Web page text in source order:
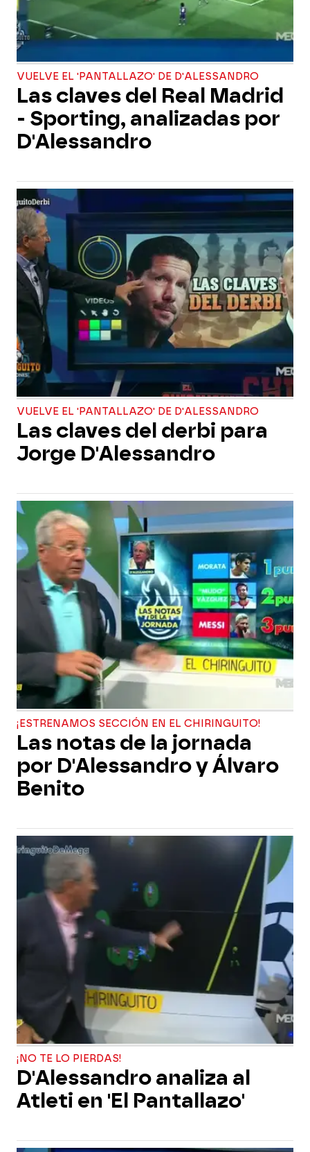
VUELVE EL 'PANTALLAZO' DE D'ALESSANDRO
Las claves del Real Madrid
- Sporting, analizadas por
D'Alessandro
VUELVE EL 'PANTALLAZO' DE D'ALESSANDRO
Las claves del derbi para
Jorge D'Alessandro
¡ESTRENAMOS SECCIÓN EN EL CHIRINGUITO!
Las notas de la jornada
por D'Alessandro y Álvaro
Benito
¡NO TE LO PIERDAS!
D'Alessandro analiza al
Atleti en 'El Pantallazo'